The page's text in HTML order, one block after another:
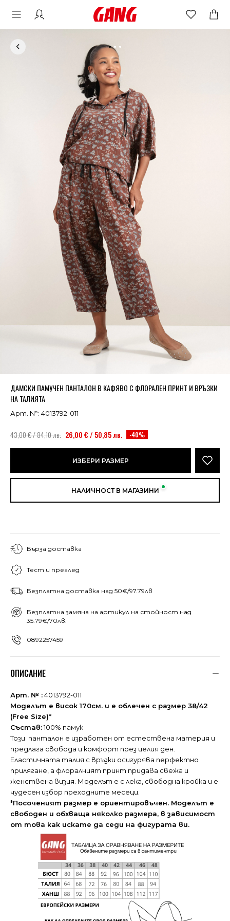
ДАМСКИ ПАМУЧЕН ПАНТАЛОН В КАФЯВО С ФЛОРАЛЕН ПРИНТ И ВРЪЗКИ
НА ТАЛИЯТА
Арт. №: 4013792-011
43,00 € / 84,10 лв. 26,00 € / 50,85 лв. -40%
ИЗБЕРИ РАЗМЕР
НАЛИЧНОСТ В МАГАЗИНИ
Бърза доставка
Тест и преглед
Безплатна доставка над 50€/97.79лв
Безплатна замяна на артикул на стойност над
35.79€/70лв.
0892257459
ОПИСАНИЕ
Арт. № :4013792-011
Моделът е висок 170см. и е облечен с размер 38/42
(Free Size)*
Състав:100% памук
Този панталон е изработен от естественa материя и
предлага свобода и комфорт през целия ден.
Еластичната талия с връзки осигурява перфектно
прилягане, а флоралният принт придава свежа и
женствена визия. Моделът е с лека, свободна кройка и е
чудесен избор преходните месеци.
*Посоченият размер е ориентировъчен. Моделът е
свободен и обхваща няколко размера, в зависимост
от това как искате да седи на фигурата ви.